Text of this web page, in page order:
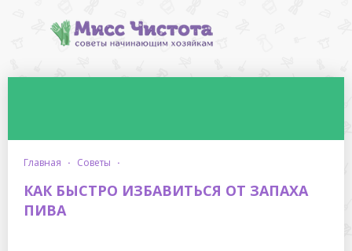
главная · советы ·
КАК БЫСТРО ИЗБАВИТЬСЯ ОТ ЗАПАХА
ПИВА